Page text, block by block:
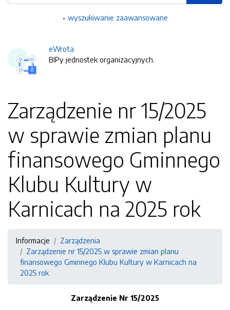
wyszukiwanie zaawansowane
eWrota
BIPy jednostek organizacyjnych.
Zarządzenie nr 15/2025
w sprawie zmian planu
finansowego Gminnego
Klubu Kultury w
Karnicach na 2025 rok
Informacje
Zarządzenia
Zarządzenie nr 15/2025 w sprawie zmian planu
finansowego Gminnego Klubu Kultury w Karnicach na
2025 rok
Zarządzenie Nr 15/2025